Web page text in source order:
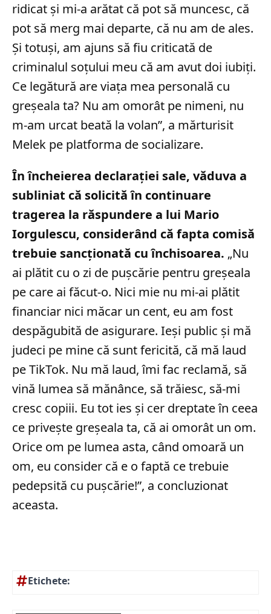
ridicat şi mi-a arătat că pot să muncesc, că
pot să merg mai departe, că nu am de ales.
Şi totuşi, am ajuns să fiu criticată de
criminalul soţului meu că am avut doi iubiţi.
Ce legătură are viaţa mea personală cu
greşeala ta? Nu am omorât pe nimeni, nu
m-am urcat beată la volan”, a mărturisit
Melek pe platforma de socializare.
În încheierea declarației sale, văduva a
subliniat că solicită în continuare
tragerea la răspundere a lui Mario
Iorgulescu, considerând că fapta comisă
trebuie sancționată cu închisoarea. „Nu
ai plătit cu o zi de puşcărie pentru greşeala
pe care ai făcut-o. Nici mie nu mi-ai plătit
financiar nici măcar un cent, eu am fost
despăgubită de asigurare. Ieşi public şi mă
judeci pe mine că sunt fericită, că mă laud
pe TikTok. Nu mă laud, îmi fac reclamă, să
vină lumea să mănânce, să trăiesc, să-mi
cresc copiii. Eu tot ies şi cer dreptate în ceea
ce priveşte greşeala ta, că ai omorât un om.
Orice om pe lumea asta, când omoară un
om, eu consider că e o faptă ce trebuie
pedepsită cu puşcărie!”, a concluzionat
aceasta.
Etichete: